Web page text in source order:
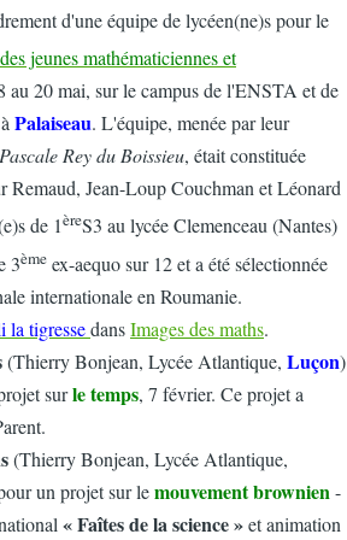
d'une équipe de lycéen(ne)s pour le
jeunes mathématiciennes et
au 20 mai, sur le campus de l'ENSTA et de
Palaiseau. L'équipe, menée par leur
Pascale Rey du Boissieu, était constituée
Remaud, Jean-Loup Couchman et Léonard
de 1èreS3 au lycée Clemenceau (Nantes)
3ème ex-aequo sur 12 et a été sélectionnée
internationale en Roumanie.
la tigressedansImages des maths.
(Thierry Bonjean, Lycée Atlantique, Luçon)
surle temps, 7 février. Ce projet a
(Thierry Bonjean, Lycée Atlantique,
un projet sur lemouvement brownien-
« Faîtes de la science »et animation